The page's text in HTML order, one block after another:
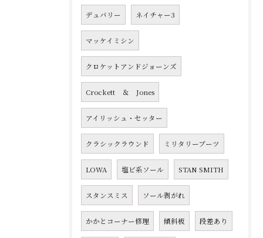
デュバリー ネイチャー3
マッケイミシン
クロケットアンドジョーンズ
Crockett ＆ Jones
アイリッシュ・セッター
クラシックラウンド ミリタリーブーツ
LOWA 塩ビ系ソール STAN SMITH
スタンスミス ソール剥がれ
かかとコーナー修理 傾斜板 段差あり